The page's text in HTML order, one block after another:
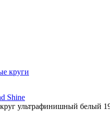
круги
Shine
ультрафинишный белый